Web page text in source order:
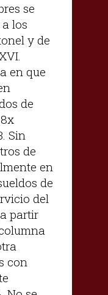
se
los
y de
en que
de
Sin
de
en
de
del
partir
con